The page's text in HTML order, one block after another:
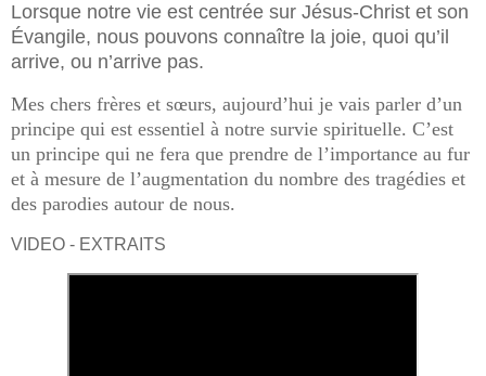
Lorsque notre vie est centrée sur Jésus-Christ et son
Évangile, nous pouvons connaître la joie, quoi qu’il
arrive, ou n’arrive pas.
Mes chers frères et sœurs, aujourd’hui je vais parler d’un
principe qui est essentiel à notre survie spirituelle. C’est
un principe qui ne fera que prendre de l’importance au fur
et à mesure de l’augmentation du nombre des tragédies et
des parodies autour de nous.
VIDEO - EXTRAITS